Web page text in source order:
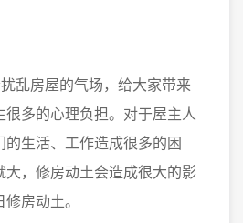
房屋的气场，给大家带来
很多的心理负担。对于屋主人
的生活、工作造成很多的困
大，修房动土会造成很大的影
房动土。